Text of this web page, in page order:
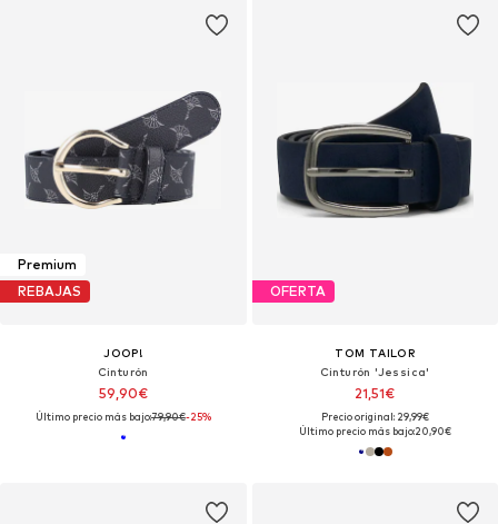
Premium
REBAJAS
JOOP!
Cinturón
59,90€
Último precio más bajo:79,90€-25%
OFERTA
TOM TAILOR
Cinturón 'Jessica'
21,51€
Precio original: 29,99€
Último precio más bajo:20,90€